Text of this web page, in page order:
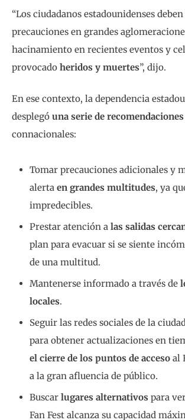
“Los ciudadanos estadounidenses
precauciones en grandes
hacinamiento en recientes eventos y
provocado heridos y muertes”, dijo.
En ese contexto, la dependencia
desplegó una serie de recomendaciones
connacionales:
Tomar precauciones adicionales y
alerta en grandes multitudes, ya
impredecibles.
Prestar atención a las salidas
plan para evacuar si se siente
de una multitud.
Mantenerse informado a través de
locales.
Seguir las redes sociales de la
para obtener actualizaciones en
el cierre de los puntos de acceso al
a la gran afluencia de público.
Buscar lugares alternativos para
Fan Fest alcanza su capacidad